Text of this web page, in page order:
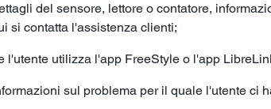
del sensore, lettore o contatore,
si contatta l'assistenza clienti;
l'utente utilizza l'app FreeStyle o l'app
sul problema per il quale l'utente ci